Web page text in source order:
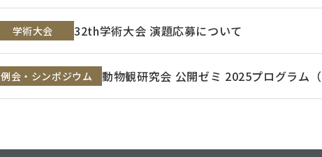
学術大会 32th学術大会 演題応募について
例会・シンポジウム 動物観研究会 公開ゼミ 2025プログラム（